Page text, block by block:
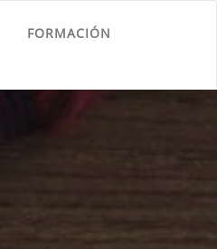
FORMACIÓN